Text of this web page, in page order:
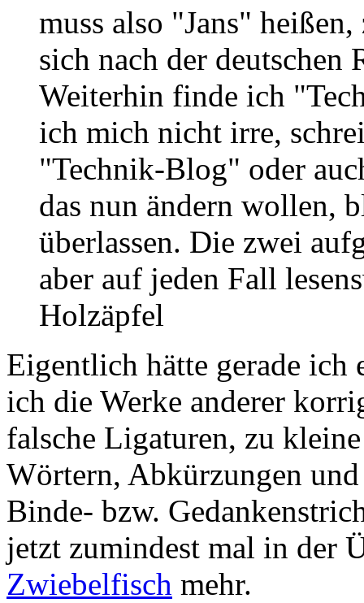
muss also "Jans"
sich nach der deutschen
Weiterhin finde ich
ich mich nicht irre,
"Technik-Blog" oder
das nun ändern wollen,
überlassen. Die zwei
aber auf jeden Fall
Holzäpfel
Eigentlich hätte gerade ich
ich die Werke anderer
falsche Ligaturen, zu
Wörtern, Abkürzungen
Binde- bzw.
jetzt zumindest mal in der
Zwiebelfisch mehr.